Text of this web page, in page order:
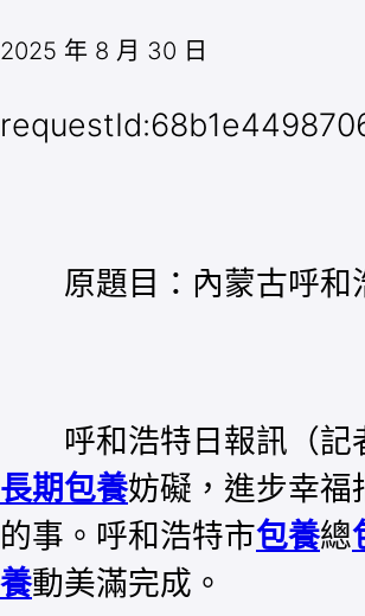
2025 年 8 月 30 日
原題目：內蒙古呼和
呼和浩特日報訊（記者
長期包養妨礙，進步幸福
的事。呼和浩特市包養總
養動美滿完成。